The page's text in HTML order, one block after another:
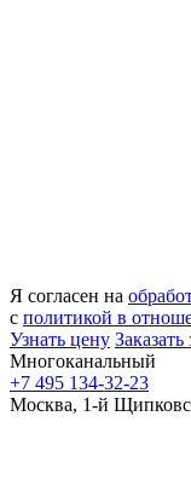
Я согласен на
с политикой в
Узнать цену
Многоканальный
+7 495 134-32-23
Москва, 1-й